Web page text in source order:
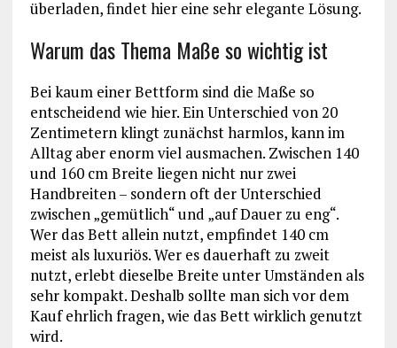
überladen, findet hier eine sehr elegante Lösung.
Warum das Thema Maße so wichtig ist
Bei kaum einer Bettform sind die Maße so
entscheidend wie hier. Ein Unterschied von 20
Zentimetern klingt zunächst harmlos, kann im
Alltag aber enorm viel ausmachen. Zwischen 140
und 160 cm Breite liegen nicht nur zwei
Handbreiten – sondern oft der Unterschied
zwischen „gemütlich“ und „auf Dauer zu eng“.
Wer das Bett allein nutzt, empfindet 140 cm
meist als luxuriös. Wer es dauerhaft zu zweit
nutzt, erlebt dieselbe Breite unter Umständen als
sehr kompakt. Deshalb sollte man sich vor dem
Kauf ehrlich fragen, wie das Bett wirklich genutzt
wird.